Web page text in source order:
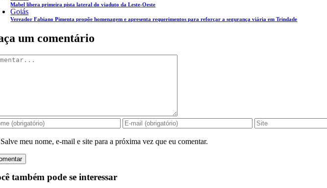
Mabel libera primeira pista lateral do viaduto da Leste-Oeste
Goiás
Vereador Fabiano Pimenta propõe homenagem e apresenta requerimentos para reforçar a segurança viária em Trindade
um comentário
Salve meu nome, e-mail e site para a próxima vez que eu comentar.
também pode se interessar